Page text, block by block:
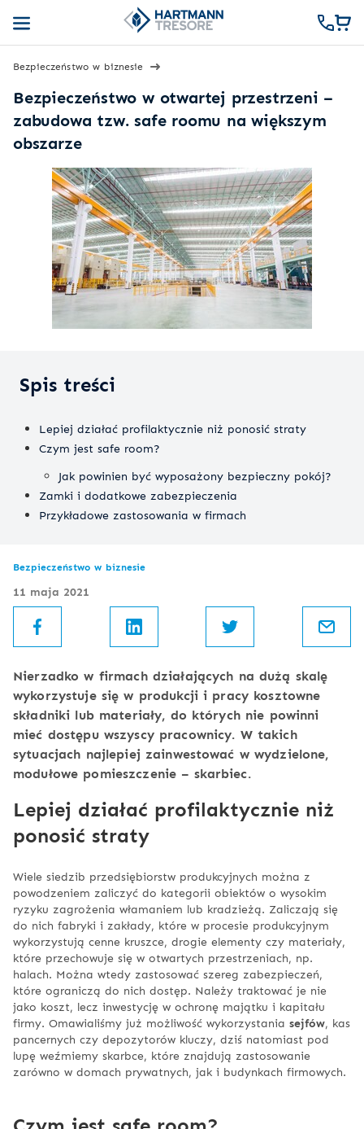
Bezpieczeństwo w biznesie
Bezpieczeństwo w otwartej przestrzeni –
zabudowa tzw. safe roomu na większym
obszarze
Spis treści
Lepiej działać profilaktycznie niż ponosić straty
Czym jest safe room?
Jak powinien być wyposażony bezpieczny pokój?
Zamki i dodatkowe zabezpieczenia
Przykładowe zastosowania w firmach
Bezpieczeństwo w biznesie
11 maja 2021
Nierzadko w firmach działających na dużą skalę
wykorzystuje się w produkcji i pracy kosztowne
składniki lub materiały, do których nie powinni
mieć dostępu wszyscy pracownicy. W takich
sytuacjach najlepiej zainwestować w wydzielone,
modułowe pomieszczenie – skarbiec.
Lepiej działać profilaktycznie niż
ponosić straty
Wiele siedzib przedsiębiorstw produkcyjnych można z
powodzeniem zaliczyć do kategorii obiektów o wysokim
ryzyku zagrożenia włamaniem lub kradzieżą. Zaliczają się
do nich fabryki i zakłady, które w procesie produkcyjnym
wykorzystują cenne kruszce, drogie elementy czy materiały,
które przechowuje się w otwartych przestrzeniach, np.
halach. Można wtedy zastosować szereg zabezpieczeń,
które ograniczą do nich dostęp. Należy traktować je nie
jako koszt, lecz inwestycję w ochronę majątku i kapitału
firmy. Omawialiśmy już możliwość wykorzystania sejfów, kas
pancernych czy depozytorów kluczy, dziś natomiast pod
lupę weźmiemy skarbce, które znajdują zastosowanie
zarówno w domach prywatnych, jak i budynkach firmowych.